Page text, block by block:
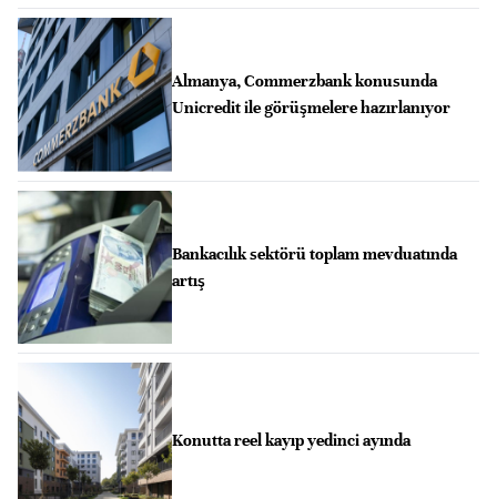
Almanya, Commerzbank konusunda
Unicredit ile görüşmelere hazırlanıyor
Bankacılık sektörü toplam mevduatında
artış
Konutta reel kayıp yedinci ayında